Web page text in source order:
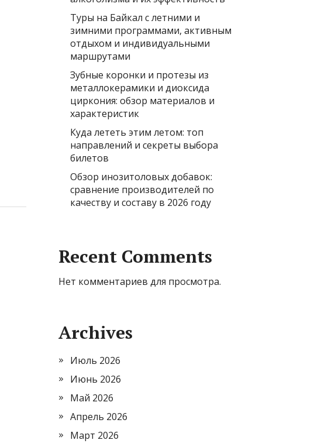
Туры на Байкал с летними и
зимними программами, активным
отдыхом и индивидуальными
маршрутами
Зубные коронки и протезы из
металлокерамики и диоксида
циркония: обзор материалов и
характеристик
Куда лететь этим летом: топ
направлений и секреты выбора
билетов
Обзор инозитоловых добавок:
сравнение производителей по
качеству и составу в 2026 году
Recent Comments
Нет комментариев для просмотра.
Archives
Июль 2026
Июнь 2026
Май 2026
Апрель 2026
Март 2026